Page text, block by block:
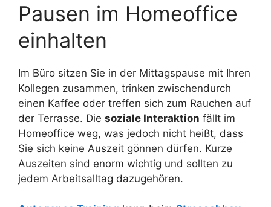
Pausen im Homeoffice
einhalten
Im Büro sitzen Sie in der Mittagspause mit Ihren
Kollegen zusammen, trinken zwischendurch
einen Kaffee oder treffen sich zum Rauchen auf
der Terrasse. Die soziale Interaktion fällt im
Homeoffice weg, was jedoch nicht heißt, dass
Sie sich keine Auszeit gönnen dürfen. Kurze
Auszeiten sind enorm wichtig und sollten zu
jedem Arbeitsalltag dazugehören.